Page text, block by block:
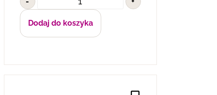
Dodaj do koszyka